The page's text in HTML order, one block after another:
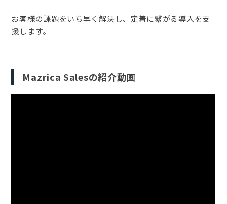
お客様の課題をいち早く解決し、定着に繋がる導入を支
援します。
Mazrica Salesの紹介動画